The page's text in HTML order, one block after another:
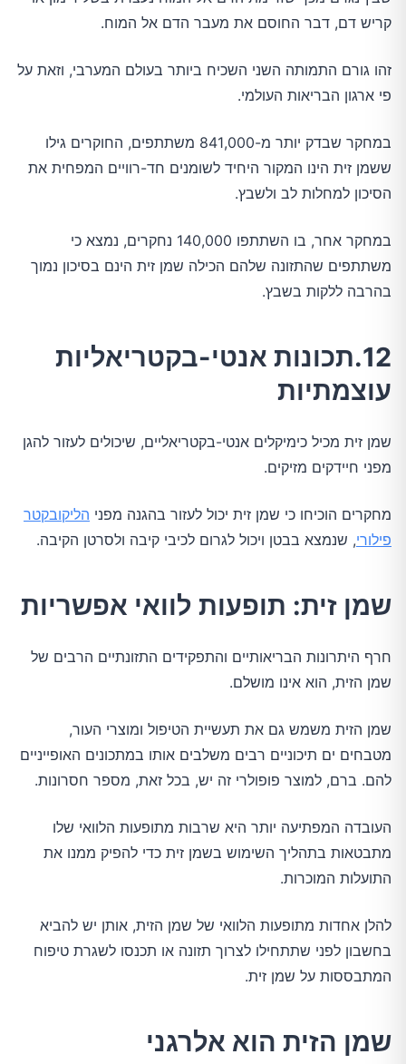
קריש דם, דבר החוסם את מעבר הדם אל המוח.
זהו גורם התמותה השני השכיח ביותר בעולם המערבי, וזאת על
פי ארגון הבריאות העולמי.
במחקר שבדק יותר מ-841,000 משתתפים, החוקרים גילו
ששמן זית הינו המקור היחיד לשומנים חד-רוויים המפחית את
הסיכון למחלות לב ולשבץ.
במחקר אחר, בו השתתפו 140,000 נחקרים, נמצא כי
משתתפים שהתזונה שלהם הכילה שמן זית הינם בסיכון נמוך
בהרבה ללקות בשבץ.
12.תכונות אנטי-בקטריאליות
עוצמתיות
שמן זית מכיל כימיקלים אנטי-בקטריאליים, שיכולים לעזור להגן
מפני חיידקים מזיקים.
מחקרים הוכיחו כי שמן זית יכול לעזור בהגנה מפני הליקובקטר
פילורי, שנמצא בבטן ויכול לגרום לכיבי קיבה ולסרטן הקיבה.
שמן זית: תופעות לוואי אפשריות
חרף היתרונות הבריאותיים והתפקידים התזונתיים הרבים של
שמן הזית, הוא אינו מושלם.
שמן הזית משמש גם את תעשיית הטיפול ומוצרי העור,
מטבחים ים תיכוניים רבים משלבים אותו במתכונים האופייניים
להם. ברם, למוצר פופולרי זה יש, בכל זאת, מספר חסרונות.
העובדה המפתיעה יותר היא שרבות מתופעות הלוואי שלו
מתבטאות בתהליך השימוש בשמן זית כדי להפיק ממנו את
התועלות המוכרות.
להלן אחדות מתופעות הלוואי של שמן הזית, אותן יש להביא
בחשבון לפני שתתחילו לצרוך תזונה או תכנסו לשגרת טיפוח
המתבססות על שמן זית.
שמן הזית הוא אלרגני